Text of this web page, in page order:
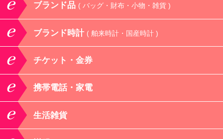
ブランド品 ( バッグ・財布・小物・雑貨 )
ブランド時計 ( 舶来時計・国産時計 )
チケット・金券
携帯電話・家電
生活雑貨